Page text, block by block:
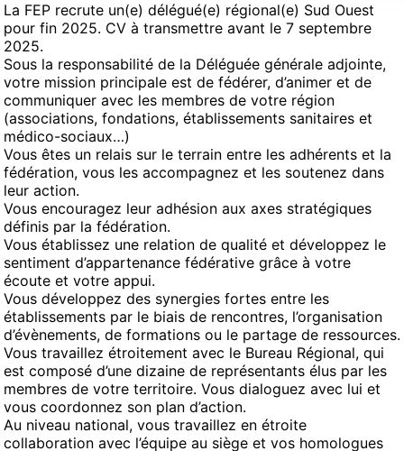
La FEP recrute un(e) délégué(e) régional(e) Sud Ouest
pour fin 2025. CV à transmettre avant le 7 septembre
2025.
Sous la responsabilité de la Déléguée générale adjointe,
votre mission principale est de fédérer, d’animer et de
communiquer avec les membres de votre région
(associations, fondations, établissements sanitaires et
médico-sociaux…)
Vous êtes un relais sur le terrain entre les adhérents et la
fédération, vous les accompagnez et les soutenez dans
leur action.
Vous encouragez leur adhésion aux axes stratégiques
définis par la fédération.
Vous établissez une relation de qualité et développez le
sentiment d’appartenance fédérative grâce à votre
écoute et votre appui.
Vous développez des synergies fortes entre les
établissements par le biais de rencontres, l’organisation
d’évènements, de formations ou le partage de ressources.
Vous travaillez étroitement avec le Bureau Régional, qui
est composé d’une dizaine de représentants élus par les
membres de votre territoire. Vous dialoguez avec lui et
vous coordonnez son plan d’action.
Au niveau national, vous travaillez en étroite
collaboration avec l’équipe au siège et vos homologues